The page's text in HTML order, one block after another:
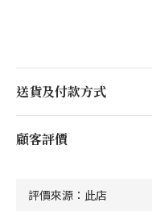
送貨及付款方式
顧客評價